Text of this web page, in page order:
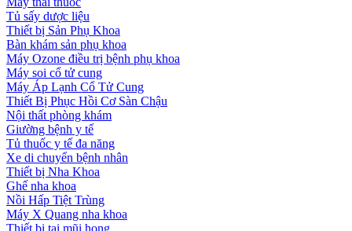
Tủ sấy dược liệu
Thiết bị Sản Phụ Khoa
Bàn khám sản phụ khoa
Máy Ozone điều trị bệnh phụ khoa
Máy soi cổ tử cung
Máy Áp Lạnh Cổ Tử Cung
Thiết Bị Phục Hồi Cơ Sàn Chậu
Nội thất phòng khám
Giường bệnh y tế
Tủ thuốc y tế đa năng
Xe di chuyển bệnh nhân
Thiết bị Nha Khoa
Ghế nha khoa
Nồi Hấp Tiệt Trùng
Máy X Quang nha khoa
Thiết bị tai mũi họng